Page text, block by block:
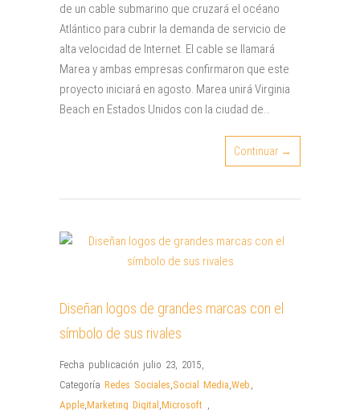
de un cable submarino que cruzará el océano
Atlántico para cubrir la demanda de servicio de
alta velocidad de Internet. El cable se llamará
Marea y ambas empresas confirmaron que este
proyecto iniciará en agosto. Marea unirá Virginia
Beach en Estados Unidos con la ciudad de…
Continuar →
Diseñan logos de grandes marcas con el
símbolo de sus rivales
Fecha publicación julio 23, 2015,
Categoría Redes Sociales,Social Media,Web ,
Apple,Marketing Digital ,Microsoft ,